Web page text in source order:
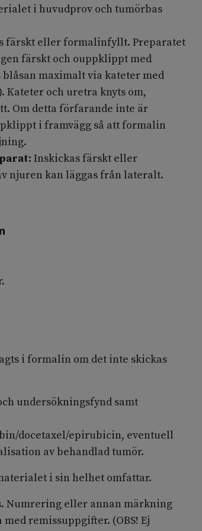
i huvudprov och tumörbas
färskt eller formalinfyllt. Preparatet
färskt och ouppklippt med
maximalt via kateter med
och uretra knyts om,
Om detta förfarande inte är
i framvägg så att formalin
Inskickas färskt eller
njuren kan läggas från lateralt.
i formalin om det inte skickas
undersökningsfynd samt
docetaxel/epirubicin, eventuell
av behandlad tumör.
i sin helhet omfattar.
Numrering eller annan märkning
remissuppgifter. (OBS! Ej